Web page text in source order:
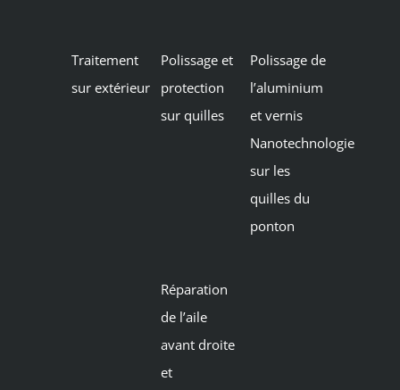
Traitement
sur extérieur
Polissage et
protection
sur quilles
Polissage de
l’aluminium
et vernis
Nanotechnologie
sur les
quilles du
ponton
Réparation
de l’aile
avant droite
et